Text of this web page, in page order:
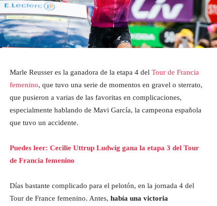
Marle Reusser es la ganadora de la etapa 4 del Tour de Francia
femenino, que tuvo una serie de momentos en gravel o sterrato,
que pusieron a varias de las favoritas en complicaciones,
especialmente hablando de Mavi García, la campeona española
que tuvo un accidente.
Puedes leer: Cecilie Uttrup Ludwig gana la etapa 3 del Tour
de Francia femenino
Días bastante complicado para el pelotón, en la jornada 4 del
Tour de France femenino. Antes, había una victoria